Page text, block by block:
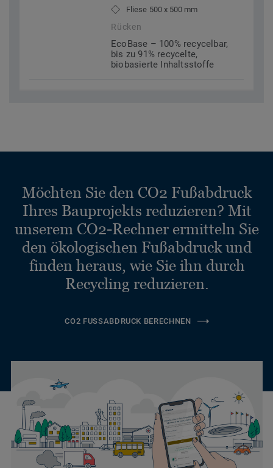
Fliese 500 x 500 mm
Rücken
EcoBase – 100% recycelbar,
bis zu 91% recycelte,
biobasierte Inhaltsstoffe
Möchten Sie den CO2 Fußabdruck
Ihres Bauprojekts reduzieren? Mit
unserem CO2-Rechner ermitteln Sie
den ökologischen Fußabdruck und
finden heraus, wie Sie ihn durch
Recycling reduzieren.
CO2 FUSSABDRUCK BERECHNEN